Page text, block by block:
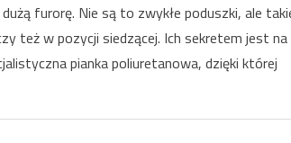
furorę. Nie są to zwykłe poduszki, ale
też w pozycji siedzącej. Ich sekretem jest na
pianka poliuretanowa, dzięki której